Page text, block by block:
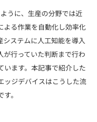
うに、生産の分野では近
よる作業を自動化し効率化
ステムに人工知能を導入
が行っていた判断まで行わ
います。本記事で紹介した
ッジデバイスはこうした流
。